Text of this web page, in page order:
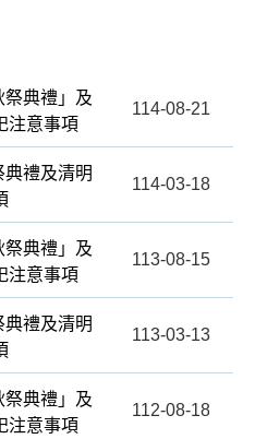
祭典禮」及
注意事項
114-08-21
典禮及清明
114-03-18
祭典禮」及
注意事項
113-08-15
典禮及清明
113-03-13
祭典禮」及
注意事項
112-08-18